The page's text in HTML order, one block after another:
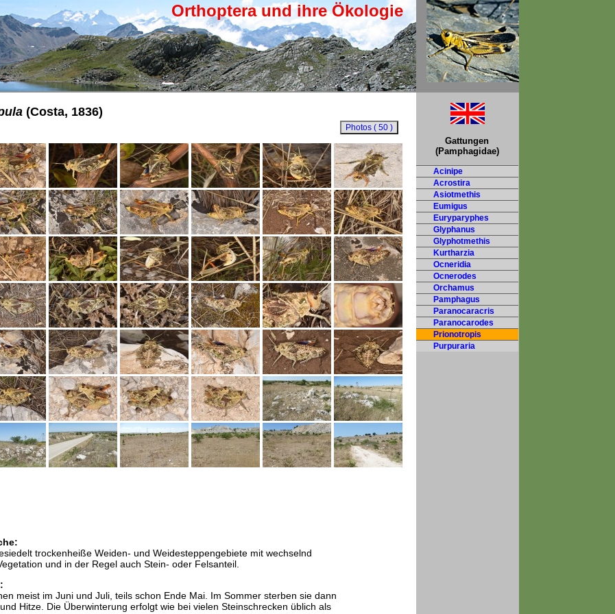
Orthoptera und ihre Ökologie
(Costa, 1836)
trockenheiße Weiden- und Weidesteppengebiete mit wechselnd
und in der Regel auch Stein- oder Felsanteil.
meist im Juni und Juli, teils schon Ende Mai. Im Sommer sterben sie dann
Hitze. Die Überwinterung erfolgt wie bei vielen Steinschrecken üblich als
Gattungen
(Pamphagidae)
Acinipe
Acrostira
Asiotmethis
Eumigus
Euryparyphes
Glyphanus
Glyphotmethis
Kurtharzia
Ocneridia
Ocnerodes
Orchamus
Pamphagus
Paranocaracris
Paranocarodes
Prionotropis
Purpuraria